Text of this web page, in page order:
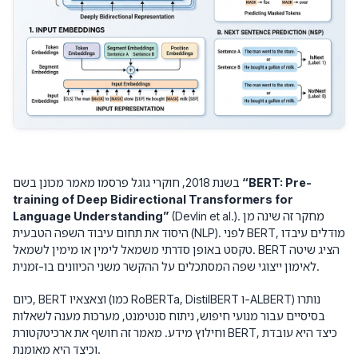
“BERT: Pre-
training of Deep Bidirectional Transformers for
Language Understanding” (Devlin et al.). מחקר זה שינה מן
היסוד את תחום עיבוד השפה הטבעית (NLP). לפני BERT, מודלים עיבדו
טקסט באופן סדרתי משמאל לימין או מימין לשמאל. BERT הציג שיטה
לאימון ייצוגי שפה המסתכלים על ההקשר משני הכיוונים בו-זמנית.
כיום, BERT וצאצאיו (כמו RoBERTa, DistilBERT ו-ALBERT) נותרו
בסיסיים עבור מנועי חיפוש, ניתוח סנטימנט, מערכות מענה לשאלות
וחילוץ מידע. מאמר זה חושף את ארכיטקטורת BERT, כיצד היא עובדת
וכיצד היא מאומנת.